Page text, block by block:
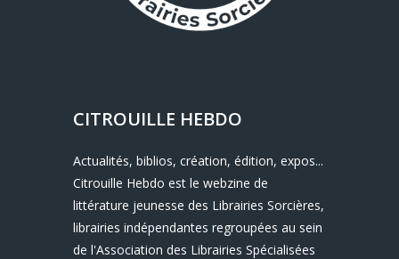
CITROUILLE HEBDO
Actualités, biblios, création, édition, expos...
Citrouille Hebdo est le webzine de
littérature jeunesse des Librairies Sorcières,
librairies indépendantes regroupées au sein
de l'Association des Librairies Spécialisées